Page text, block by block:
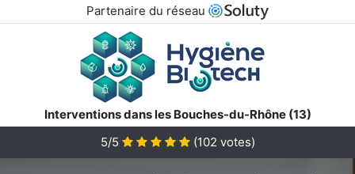
Partenaire du réseau
Interventions dans les Bouches-du-Rhône (13)
5/5 (102 votes)